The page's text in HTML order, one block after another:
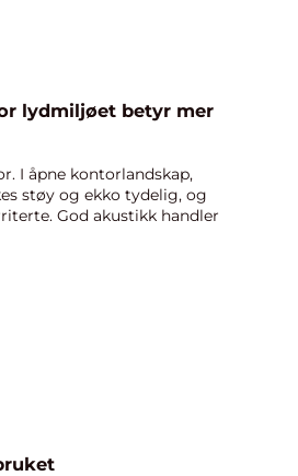
lydmiljøet betyr mer
I åpne kontorlandskap,
støy og ekko tydelig, og
God akustikk handler